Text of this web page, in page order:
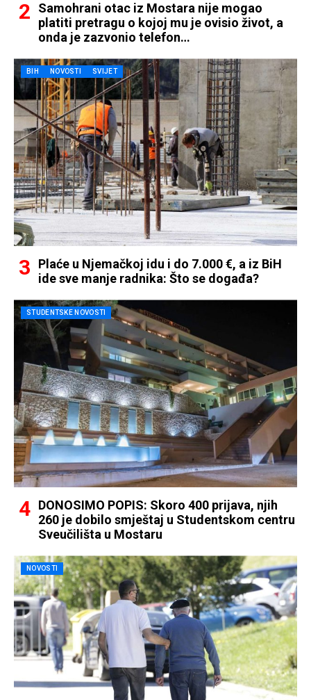
Samohrani otac iz Mostara nije mogao
platiti pretragu o kojoj mu je ovisio život, a
onda je zazvonio telefon…
BIH NOVOSTI SVIJET
Plaće u Njemačkoj idu i do 7.000 €, a iz BiH
ide sve manje radnika: Što se događa?
STUDENTSKE NOVOSTI
DONOSIMO POPIS: Skoro 400 prijava, njih
260 je dobilo smještaj u Studentskom centru
Sveučilišta u Mostaru
NOVOSTI